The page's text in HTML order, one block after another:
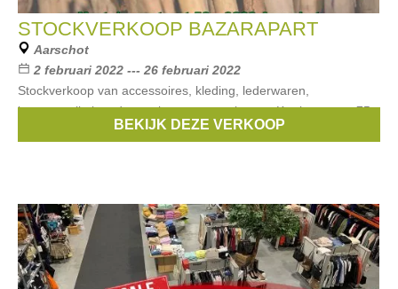
STOCKVERKOOP BAZARAPART
Aarschot
2 februari 2022 --- 26 februari 2022
Stockverkoop van accessoires, kleding, lederwaren,
kantoorartikelen, decoratie en nog veel meer. Kortingen tot -75
BEKIJK DEZE VERKOOP